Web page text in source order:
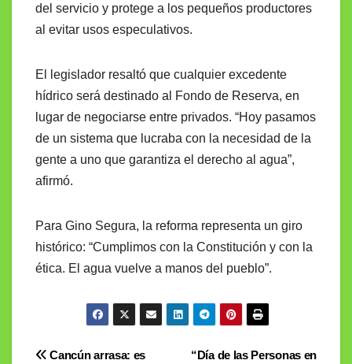
del servicio y protege a los pequeños productores
al evitar usos especulativos.
El legislador resaltó que cualquier excedente
hídrico será destinado al Fondo de Reserva, en
lugar de negociarse entre privados. “Hoy pasamos
de un sistema que lucraba con la necesidad de la
gente a uno que garantiza el derecho al agua”,
afirmó.
Para Gino Segura, la reforma representa un giro
histórico: “Cumplimos con la Constitución y con la
ética. El agua vuelve a manos del pueblo”.
“Día de las Personas en
Cancún arrasa: es